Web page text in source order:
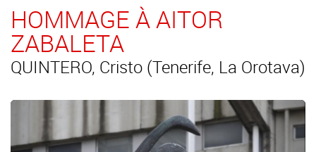
HOMMAGE À AITOR
ZABALETA
QUINTERO, Cristo (Tenerife, La Orotava)